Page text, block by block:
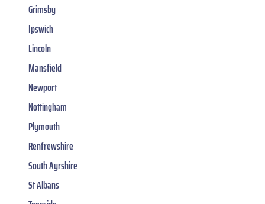
Grimsby
Ipswich
Lincoln
Mansfield
Newport
Nottingham
Plymouth
Renfrewshire
South Ayrshire
St Albans